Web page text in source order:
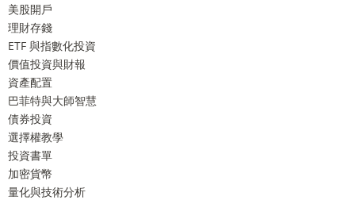
美股開戶
理財存錢
ETF 與指數化投資
價值投資與財報
資產配置
巴菲特與大師智慧
債券投資
選擇權教學
投資書單
加密貨幣
量化與技術分析